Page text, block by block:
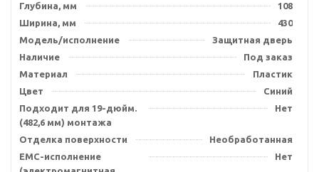
Глубина, мм
108
Ширина, мм
430
Модель/исполнение
Защитная дверь
Наличие
Под заказ
Материал
Пластик
Цвет
Синий
Подходит для 19-дюйм.
(482,6 мм) монтажа
Нет
Отделка поверхности
Необработанная
EMC-исполнение
Нет